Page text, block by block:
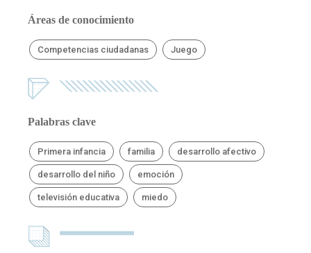
Áreas de conocimiento
Competencias ciudadanas Juego
Palabras clave
Primera infancia familia desarrollo afectivo
desarrollo del niño emoción
televisión educativa miedo